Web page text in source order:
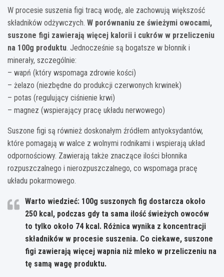
W procesie suszenia figi tracą wodę, ale zachowują większość
składników odżywczych. W porównaniu ze świeżymi owocami,
suszone figi zawierają więcej kalorii i cukrów w przeliczeniu
na 100g produktu. Jednocześnie są bogatsze w błonnik i
minerały, szczególnie:
– wapń (który wspomaga zdrowie kości)
– żelazo (niezbędne do produkcji czerwonych krwinek)
– potas (regulujący ciśnienie krwi)
– magnez (wspierający pracę układu nerwowego)
Suszone figi są również doskonałym źródłem antyoksydantów,
które pomagają w walce z wolnymi rodnikami i wspierają układ
odpornościowy. Zawierają także znaczące ilości błonnika
rozpuszczalnego i nierozpuszczalnego, co wspomaga pracę
układu pokarmowego.
Warto wiedzieć: 100g suszonych fig dostarcza około
250 kcal, podczas gdy ta sama ilość świeżych owoców
to tylko około 74 kcal. Różnica wynika z koncentracji
składników w procesie suszenia. Co ciekawe, suszone
figi zawierają więcej wapnia niż mleko w przeliczeniu na
tę samą wagę produktu.